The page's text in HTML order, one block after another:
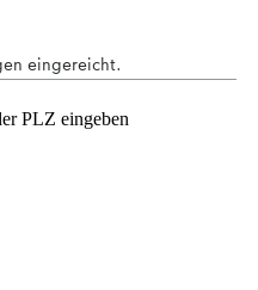
PLZ eingeben